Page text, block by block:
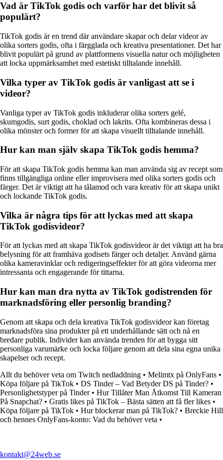
Vad är TikTok godis och varför har det blivit så
populärt?
TikTok godis är en trend där användare skapar och delar videor av
olika sorters godis, ofta i färgglada och kreativa presentationer. Det har
blivit populärt på grund av plattformens visuella natur och möjligheten
att locka uppmärksamhet med estetiskt tilltalande innehåll.
Vilka typer av TikTok godis är vanligast att se i
videor?
Vanliga typer av TikTok godis inkluderar olika sorters gelé,
skumgodis, surt godis, choklad och lakrits. Ofta kombineras dessa i
olika mönster och former för att skapa visuellt tilltalande innehåll.
Hur kan man själv skapa TikTok godis hemma?
För att skapa TikTok godis hemma kan man använda sig av recept som
finns tillgängliga online eller improvisera med olika sorters godis och
färger. Det är viktigt att ha tålamod och vara kreativ för att skapa unikt
och lockande TikTok godis.
Vilka är några tips för att lyckas med att skapa
TikTok godisvideor?
För att lyckas med att skapa TikTok godisvideor är det viktigt att ha bra
belysning för att framhäva godisets färger och detaljer. Använd gärna
olika kameravinklar och redigeringseffekter för att göra videorna mer
intressanta och engagerande för tittarna.
Hur kan man dra nytta av TikTok godistrenden för
marknadsföring eller personlig branding?
Genom att skapa och dela kreativa TikTok godisvideor kan företag
marknadsföra sina produkter på ett underhållande sätt och nå en
bredare publik. Individer kan använda trenden för att bygga sitt
personliga varumärke och locka följare genom att dela sina egna unika
skapelser och recept.
Allt du behöver veta om Twitch nedladdning • Melimtx på OnlyFans •
Köpa följare på TikTok • DS Tinder – Vad Betyder DS på Tinder? •
Personlighetstyper på Tinder• Hur Tillåter Man Åtkomst Till Kameran
På Snapchat? • Gratis likes på TikTok – Bästa sätten att få fler likes •
Köpa följare på TikTok • Hur blockerar man på TikTok? • Breckie Hill
och hennes OnlyFans-konto: Vad du behöver veta •
kontakt@24web.se